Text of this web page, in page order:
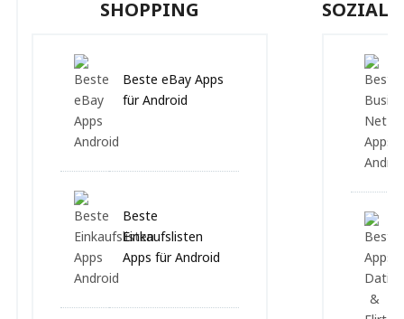
SHOPPING
Beste eBay Apps
für Android
Beste
Einkaufslisten
Apps für Android
SOZIALE